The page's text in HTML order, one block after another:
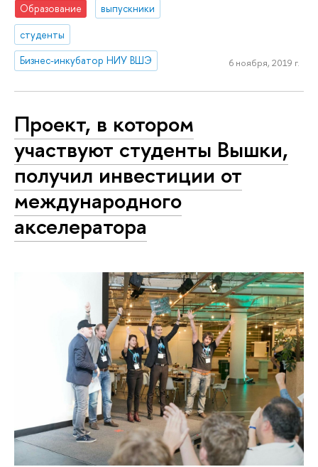
Образование
выпускники
студенты
Бизнес-инкубатор НИУ ВШЭ
6 ноября, 2019 г.
Проект, в котором
участвуют студенты Вышки,
получил инвестиции от
международного
акселератора